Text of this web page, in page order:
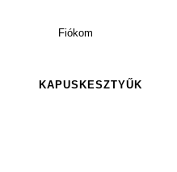
Fiókom
KAPUSKESZTYŰK